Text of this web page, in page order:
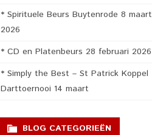
* Spirituele Beurs Buytenrode 8 maart
2026
* CD en Platenbeurs 28 februari 2026
* Simply the Best – St Patrick Koppel
Darttoernooi 14 maart
BLOG CATEGORIEËN